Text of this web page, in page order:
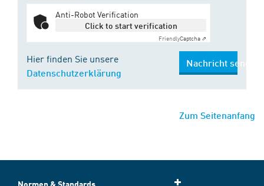
Anti-Robot Verification
Click to start verification
FriendlyCaptcha ⇗
Hier finden Sie unsere
Datenschutzerklärung
Nachricht senden
Zum Seitenanfang
Normen & Standards